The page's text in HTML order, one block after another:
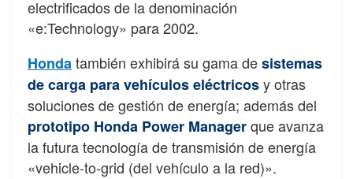
electrificados de la denominación
«e:Technology» para 2002.
Hondatambién exhibirá su gama desistemas
de carga para vehículos eléctricosy otras
soluciones de gestión de energía; además del
prototipo Honda Power Managerque avanza
la futura tecnología de transmisión de energía
«vehicle-to-grid (del vehículo a la red)».